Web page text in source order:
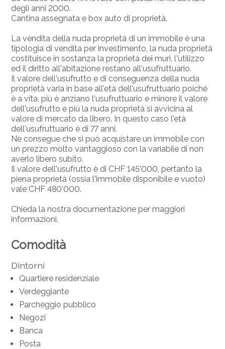
degli anni 2000.
Cantina assegnata e box auto di proprietà.
La vendita della nuda proprietà di un immobile è una
tipologia di vendita per investimento, la nuda proprietà
costituisce in sostanza la proprietà dei muri, l'utilizzo
ed il diritto all'abitazione restano all'usufruttuario.
Il valore dell'usufrutto e di conseguenza della nuda
proprietà varia in base all'età dell'usufruttuario poiché
è a vita, più è anziano l'usufruttuario e minore il valore
dell'usufrutto e più la nuda proprietà si avvicina al
valore di mercato da libero. In questo caso l'età
dell'usufruttuario è di 77 anni.
Ne consegue che si può acquistare un immobile con
un prezzo molto vantaggioso con la variabile di non
averlo libero subito.
Il valore dell'usufrutto è di CHF 145'000, pertanto la
piena proprietà (ossia l'immobile disponibile e vuoto)
vale CHF 480'000.
Chieda la nostra documentazione per maggiori
informazioni.
Comodità
Dintorni
Quartiere residenziale
Verdeggiante
Parcheggio pubblico
Negozi
Banca
Posta